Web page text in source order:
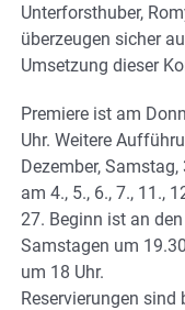
Unterforsthuber,
überzeugen sicher
Umsetzung dieser
Premiere ist am
Uhr. Weitere
Dezember,
am 4., 5., 6., 7., 11.,
27. Beginn ist an
Samstagen um
um 18 Uhr.
Reservierungen sind